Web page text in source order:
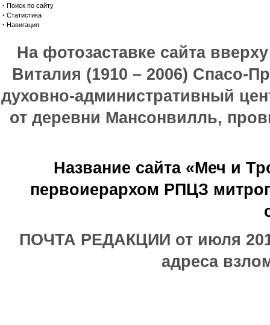
· Поиск по сайту
· Статистика
· Навигация
На фотозаставке сайта
Виталия (1910 – 2006) Спасо-
духовно-административный
от деревни Мансонвилль,
Название сайта «Меч и
первоиерархом РПЦЗ
ПОЧТА РЕДАКЦИИ от июля
адреса